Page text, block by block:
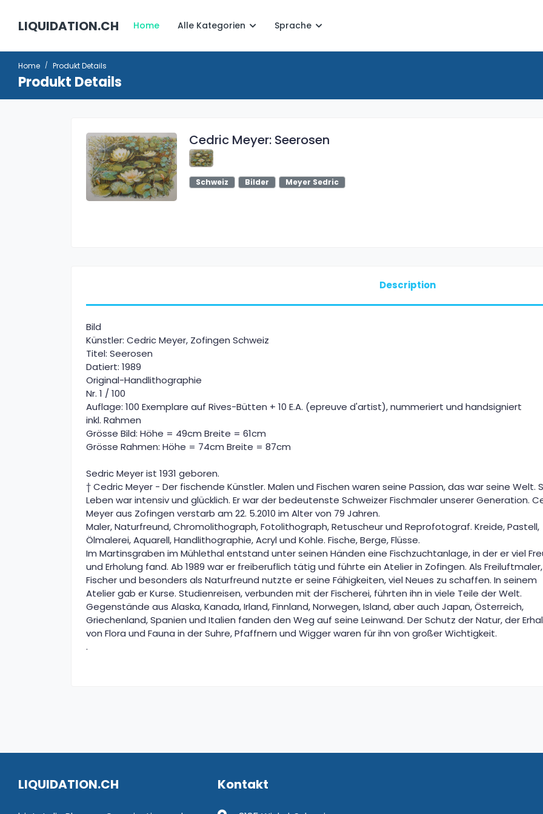
LIQUIDATION.CH Home Alle Kategorien Sprache
Home Produkt Details
Produkt Details
Cedric Meyer: Seerosen
Schweiz Bilder Meyer Sedric
Description
Bild
Künstler: Cedric Meyer, Zofingen Schweiz
Titel: Seerosen
Datiert: 1989
Original-Handlithographie
Nr. 1 / 100
Auflage: 100 Exemplare auf Rives-Bütten + 10 E.A. (epreuve d'artist), nummeriert und handsigniert
inkl. Rahmen
Grösse Bild: Höhe = 49cm Breite = 61cm
Grösse Rahmen: Höhe = 74cm Breite = 87cm
Sedric Meyer ist 1931 geboren.
† Cedric Meyer - Der fischende Künstler. Malen und Fischen waren seine Passion, das war seine Welt.
Leben war intensiv und glücklich. Er war der bedeutenste Schweizer Fischmaler unserer Generation.
Meyer aus Zofingen verstarb am 22. 5.2010 im Alter von 79 Jahren.
Maler, Naturfreund, Chromolithograph, Fotolithograph, Retuscheur und Reprofotograf. Kreide, Pastell,
Ölmalerei, Aquarell, Handlithographie, Acryl und Kohle. Fische, Berge, Flüsse.
Im Martinsgraben im Mühlethal entstand unter seinen Händen eine Fischzuchtanlage, in der er viel
und Erholung fand. Ab 1989 war er freiberuflich tätig und führte ein Atelier in Zofingen. Als Freiluftmaler,
Fischer und besonders als Naturfreund nutzte er seine Fähigkeiten, viel Neues zu schaffen. In seinem
Atelier gab er Kurse. Studienreisen, verbunden mit der Fischerei, führten ihn in viele Teile der Welt.
Gegenstände aus Alaska, Kanada, Irland, Finnland, Norwegen, Island, aber auch Japan, Österreich,
Griechenland, Spanien und Italien fanden den Weg auf seine Leinwand. Der Schutz der Natur, der
von Flora und Fauna in der Suhre, Pfaffnern und Wigger waren für ihn von großer Wichtigkeit.
.
LIQUIDATION.CH Kontakt